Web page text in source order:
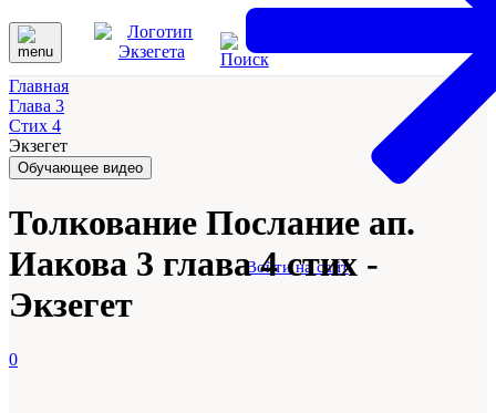
Войти на сайт
Главная
Глава 3
Стих 4
Экзегет
Обучающее видео
Толкование Послание ап.
Иакова 3 глава 4 стих -
Экзегет
0